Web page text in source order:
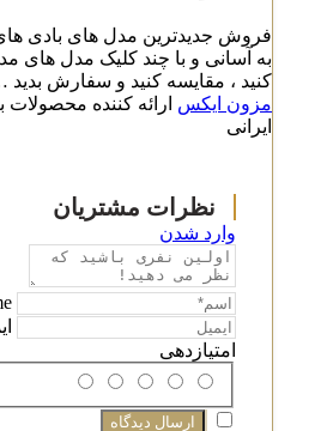
فروش جدیدترین مدل های بادی های
به آسانی و با چند کلیک مدل های مد
کنید ، مقایسه کنید و سفارش بدید …
مزون ایکس ارائه کننده محصولات برند
ایرانی
وارد شدن
Name*
امتیازدهی